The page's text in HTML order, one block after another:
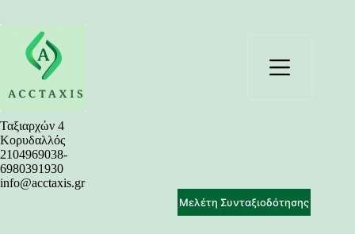
περιεχόμενο
Ταξιαρχών 4
Κορυδαλλός
2104969038-
6980391930
info@acctaxis.gr
Μελέτη Συνταξιοδότησης